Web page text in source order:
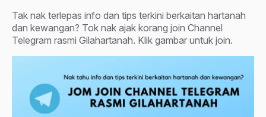
Tak nak terlepas info dan tips terkini berkaitan hartanah
dan kewangan? Tok nak ajak korang join Channel
Telegram rasmi Gilahartanah. Klik gambar untuk join.